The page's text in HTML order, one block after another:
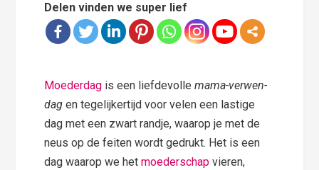
Delen vinden we super lief
Moederdag is een liefdevollemama-verwen-
dag en tegelijkertijd voor velen een lastige
dag met een zwart randje, waarop je met de
neus op de feiten wordt gedrukt. Het is een
dag waarop we hetmoederschap vieren,